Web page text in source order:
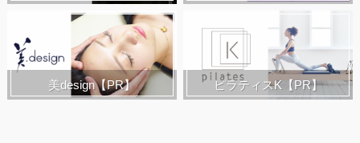
美design【PR】 ピラティスK【PR】